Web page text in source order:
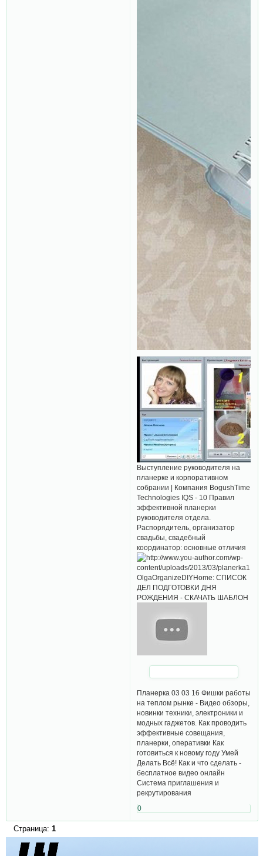
Выступление руководителя на
планерке и корпоративном
собрании | Компания BogushTime
Technologies IQS - 10 Правил
эффективной планерки
руководителя отдела.
Распорядитель, организатор
свадьбы, свадебный
координатор: основные отличия
OlgaOrganizeDIYHome: СПИСОК
ДЕЛ ПОДГОТОВКИ ДНЯ
РОЖДЕНИЯ - СКАЧАТЬ ШАБЛОН
Планерка 03 03 16 Фишки работы
на теплом рынке - Видео обзоры,
новинки техники, электроники и
модных гаджетов. Как проводить
эффективные совещания,
планерки, оперативки Как
готовиться к новому году Умей
Делать Всё! Как и что сделать -
бесплатное видео онлайн
Система приглашения и
рекрутирования
0
Страница: 1